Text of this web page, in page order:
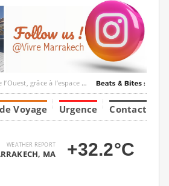
Marrakesh-Tumbuktu.
Voyage Urgence Contact
WEATHER REPORT
MA +32.2°C